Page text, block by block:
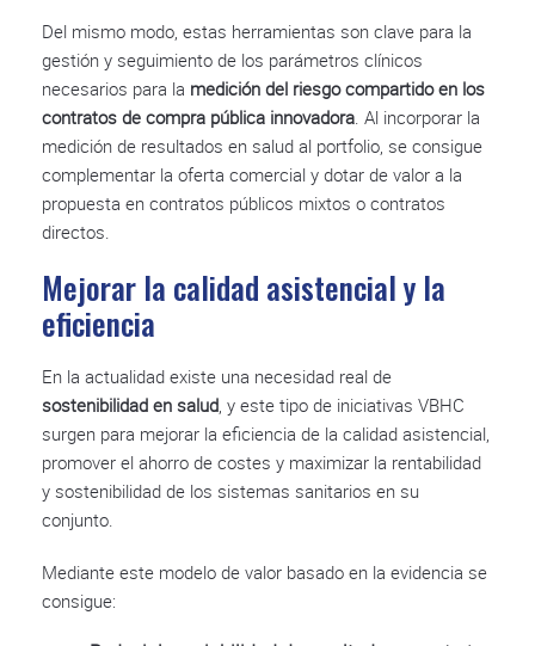
Del mismo modo, estas herramientas son clave para la
gestión y seguimiento de los parámetros clínicos
necesarios para la medición del riesgo compartido en los
contratos de compra pública innovadora. Al incorporar la
medición de resultados en salud al portfolio, se consigue
complementar la oferta comercial y dotar de valor a la
propuesta en contratos públicos mixtos o contratos
directos.
Mejorar la calidad asistencial y la
eficiencia
En la actualidad existe una necesidad real de
sostenibilidad en salud, y este tipo de iniciativas VBHC
surgen para mejorar la eficiencia de la calidad asistencial,
promover el ahorro de costes y maximizar la rentabilidad
y sostenibilidad de los sistemas sanitarios en su
conjunto.
Mediante este modelo de valor basado en la evidencia se
consigue: